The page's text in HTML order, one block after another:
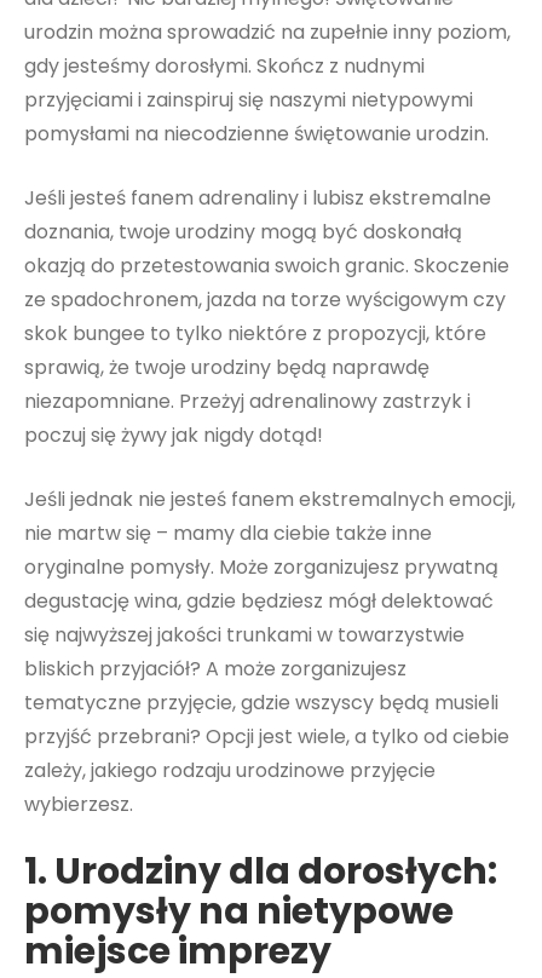
urodzin można sprowadzić na zupełnie inny poziom,
gdy jesteśmy dorosłymi. Skończ z nudnymi
przyjęciami i zainspiruj się naszymi nietypowymi
pomysłami na niecodzienne świętowanie urodzin.
Jeśli jesteś fanem adrenaliny i lubisz ekstremalne
doznania, twoje urodziny mogą być doskonałą
okazją do przetestowania swoich granic. Skoczenie
ze spadochronem, jazda na torze wyścigowym czy
skok bungee to tylko niektóre z propozycji, które
sprawią, że twoje urodziny będą naprawdę
niezapomniane. Przeżyj adrenalinowy zastrzyk i
poczuj się żywy jak nigdy dotąd!
Jeśli jednak nie jesteś fanem ekstremalnych emocji,
nie martw się – mamy dla ciebie także inne
oryginalne pomysły. Może zorganizujesz prywatną
degustację wina, gdzie będziesz mógł delektować
się najwyższej jakości trunkami w towarzystwie
bliskich przyjaciół? A może zorganizujesz
tematyczne przyjęcie, gdzie wszyscy będą musieli
przyjść przebrani? Opcji jest wiele, a tylko od ciebie
zależy, jakiego rodzaju urodzinowe przyjęcie
wybierzesz.
1. Urodziny dla dorosłych:
pomysły na nietypowe
miejsce imprezy